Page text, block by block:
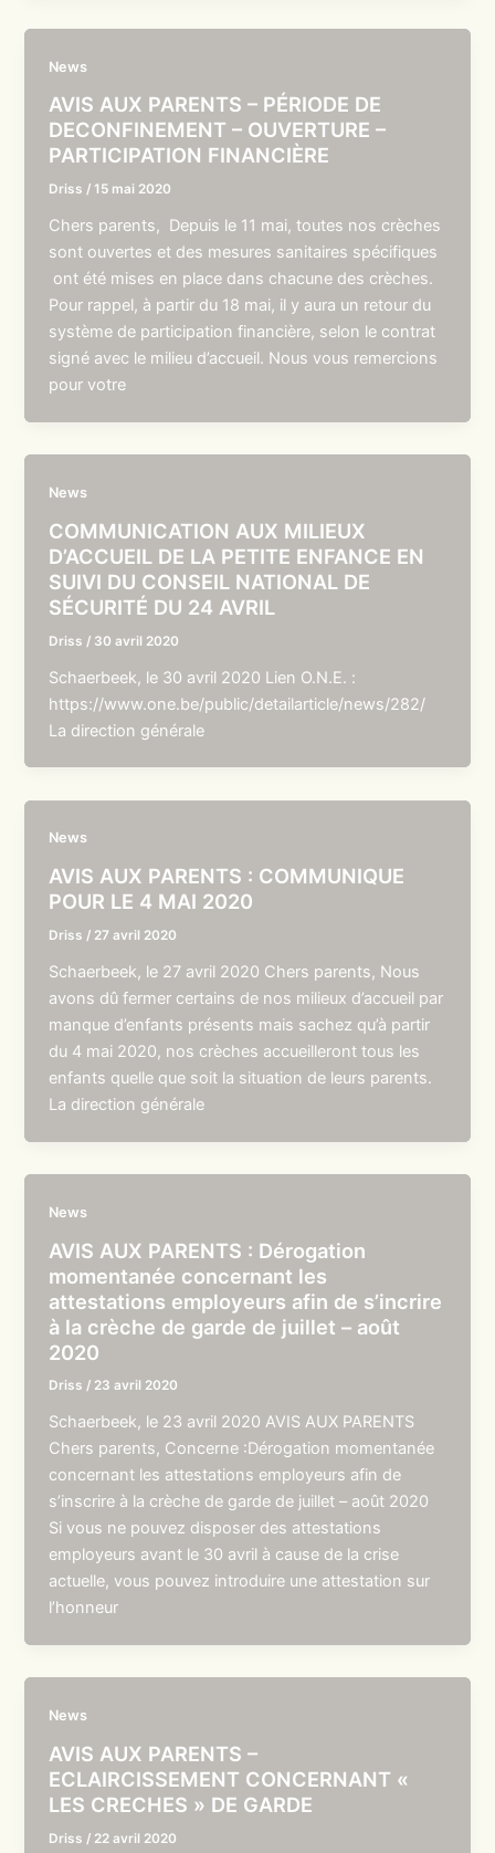
News
AVIS AUX PARENTS – PÉRIODE DE
DECONFINEMENT – OUVERTURE –
PARTICIPATION FINANCIÈRE
Driss /15 mai 2020
Chers parents, Depuis le 11 mai, toutes nos crèches
sont ouvertes et des mesures sanitaires spécifiques
ont été mises en place dans chacune des crèches.
Pour rappel, à partir du 18 mai, il y aura un retour du
système de participation financière, selon le contrat
signé avec le milieu d’accueil. Nous vous remercions
pour votre
News
COMMUNICATION AUX MILIEUX
D’ACCUEIL DE LA PETITE ENFANCE EN
SUIVI DU CONSEIL NATIONAL DE
SÉCURITÉ DU 24 AVRIL
Driss / 30 avril 2020
Schaerbeek, le 30 avril 2020 Lien O.N.E. :
https://www.one.be/public/detailarticle/news/282/
La direction générale
News
AVIS AUX PARENTS : COMMUNIQUE
POUR LE 4 MAI 2020
Driss / 27 avril 2020
Schaerbeek, le 27 avril 2020 Chers parents, Nous
avons dû fermer certains de nos milieux d’accueil par
manque d’enfants présents mais sachez qu’à partir
du 4 mai 2020, nos crèches accueilleront tous les
enfants quelle que soit la situation de leurs parents.
La direction générale
News
AVIS AUX PARENTS : Dérogation
momentanée concernant les
attestations employeurs afin de s’incrire
à la crèche de garde de juillet – août
2020
Driss / 23 avril 2020
Schaerbeek, le 23 avril 2020 AVIS AUX PARENTS
Chers parents, Concerne :Dérogation momentanée
concernant les attestations employeurs afin de
s’inscrire à la crèche de garde de juillet – août 2020
Si vous ne pouvez disposer des attestations
employeurs avant le 30 avril à cause de la crise
actuelle, vous pouvez introduire une attestation sur
l’honneur
News
AVIS AUX PARENTS –
ECLAIRCISSEMENT CONCERNANT «
LES CRECHES » DE GARDE
Driss / 22 avril 2020